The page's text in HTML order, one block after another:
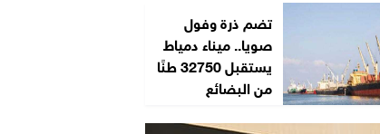
تضم ذرة وفول
صويا.. ميناء دمياط
يستقبل 32750 طنًا
من البضائع